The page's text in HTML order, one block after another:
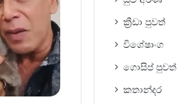
ක්‍රීඩා පුවත්
විශේෂාංග
ගොසිප් පුවත්
කතාන්දර